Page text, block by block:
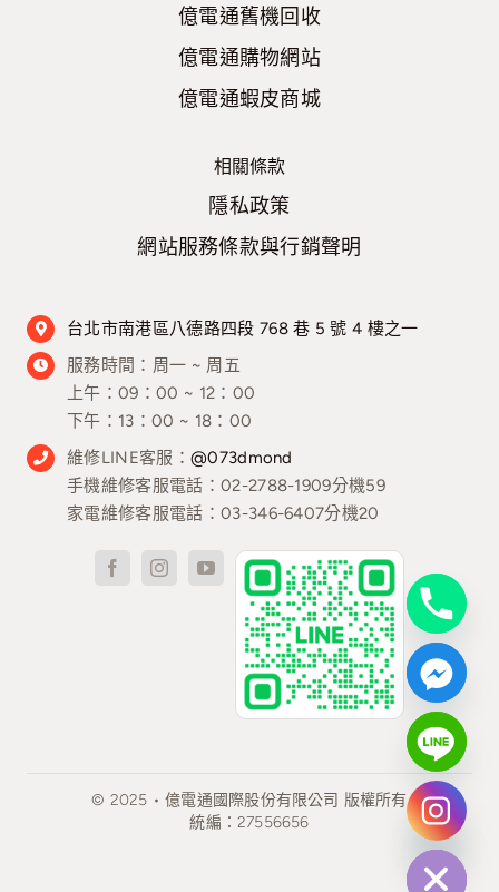
億電通舊機回收
億電通購物網站
億電通蝦皮商城
相關條款
隱私政策
網站服務條款與行銷聲明
台北市南港區八德路四段 768 巷 5 號 4 樓之一
服務時間： 周一 ~ 周五
上午：09：00 ~ 12：00
下午：13：00 ~ 18：00
維修LINE客服： @073dmond
手機維修客服電話：02-2788-1909分機59
家電維修客服電話：03-346-6407分機20
© 2025 • 億電通國際股份有限公司 版權所有
統編：27556656
Hide
chaty